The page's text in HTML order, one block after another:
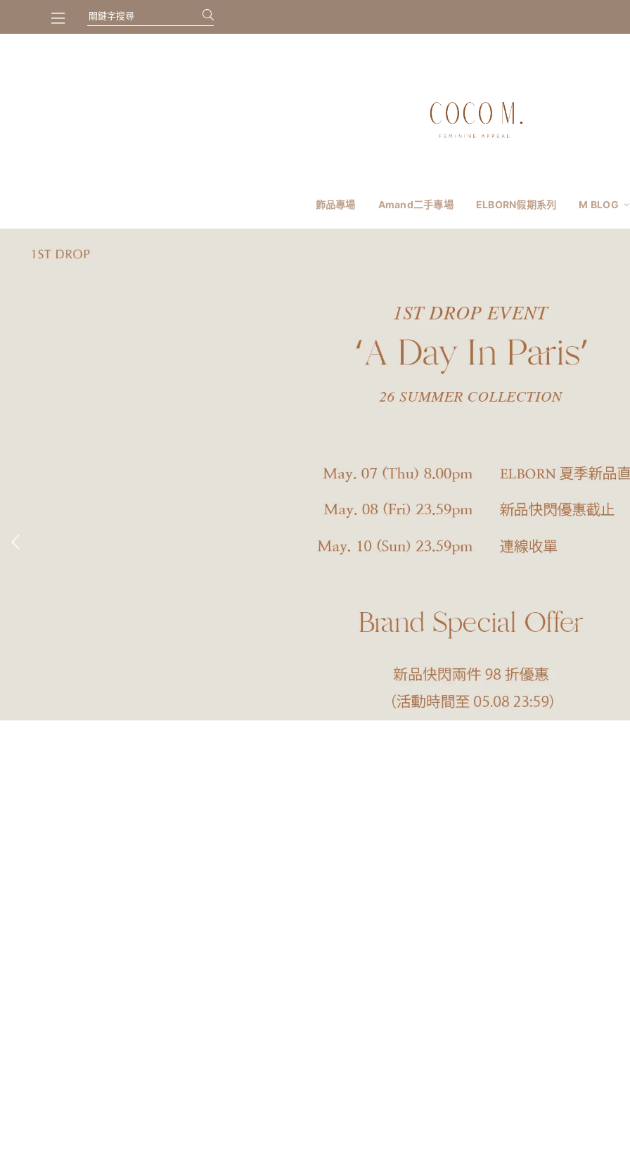
飾品專場 Amand二手專場 ELBORN假期系列 M BLOG